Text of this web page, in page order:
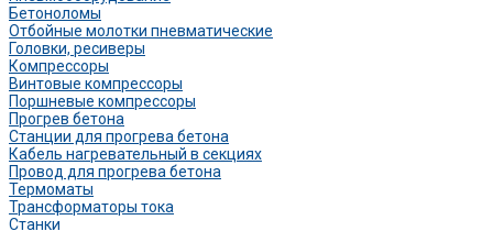
Бетоноломы
Отбойные молотки пневматические
Головки, ресиверы
Компрессоры
Винтовые компрессоры
Поршневые компрессоры
Прогрев бетона
Станции для прогрева бетона
Кабель нагревательный в секциях
Провод для прогрева бетона
Термоматы
Трансформаторы тока
Станки